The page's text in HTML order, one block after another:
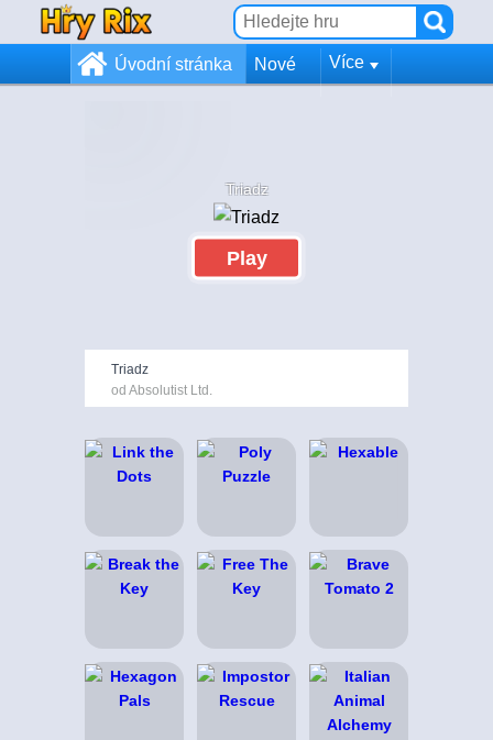
Úvodní stránka Nové Více
Triadz
Play
Triadz
od Absolutist Ltd.